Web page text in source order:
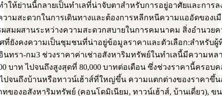
ำให้ย่านนี้กลายเป็นทำเลที่น่าจับตาสำหรับการอยู่อาศัยและการล
วามสะดวกในการเดินทางและต้องการหลีกหนีความแออัดของ
สมผสานระหว่างความสะดวกสบายในการคมนาคม สิ่งอำนวย
ที่ยังคงความเป็นชุมชนที่น่าอยู่ข้อมูลราคาและตัวเลือก:สำหรับผู้
ทรา-กม3 ช่วงราคาค่าเช่าอสังหาริมทรัพย์ในทำเลนี้มีความหล
บาท ไปจนถึงสูงสุดที่ 80,000 บาทต่อเดือน ซึ่งช่วงราคานี้ครอ
ปจนถึงบ้านหรือทาวน์เฮ้าส์ที่ใหญ่ขึ้น ความแตกต่างของราคาขึ้น
ทของอสังหาริมทรัพย์ (คอนโดมิเนียม, ทาวน์เฮ้าส์, บ้านเดี่ยว), ข